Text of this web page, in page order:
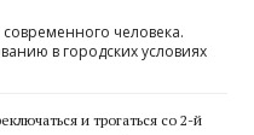
человека.
в городских условиях
и трогаться со 2-й